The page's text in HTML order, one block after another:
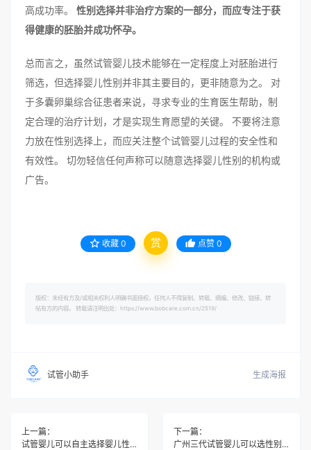
高成功率。 性别选择并非治疗方案的一部分，而应专注于获
得健康的胚胎并成功怀孕。
总而言之，虽然试管婴儿技术能够在一定程度上对胚胎进行
筛选，但选择婴儿性别并非其主要目的，更非随意为之。 对
于多囊卵巢综合征患者来说，寻求专业的生育医生帮助，制
定合理的治疗计划，才是实现生育愿望的关键。 不要将注意
力放在性别选择上，而应关注整个试管婴儿过程的安全性和
有效性。 切勿轻信任何声称可以随意选择婴儿性别的机构或
广告。
收藏 0 赏 点赞 0
版权：未经有方及/或相关权利人明确书面授权，任何人不得复制、转载、摘编、修改、链接、转
帖有方的内容。 转载请注明出处：https://www.bobcare.com.cn/2519/
试管小助手 生成海报
上一篇：
试管婴儿可以自主选择婴儿性别吗
下一篇：
广州三代试管婴儿可以选性别吗